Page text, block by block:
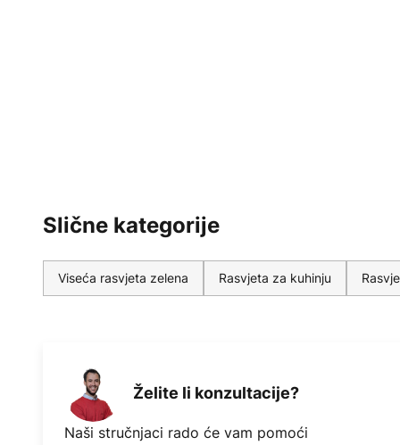
Slične kategorije
Viseća rasvjeta zelena Rasvjeta za kuhinju
Želite li konzultacije?
Naši stručnjaci rado će vam pomoći